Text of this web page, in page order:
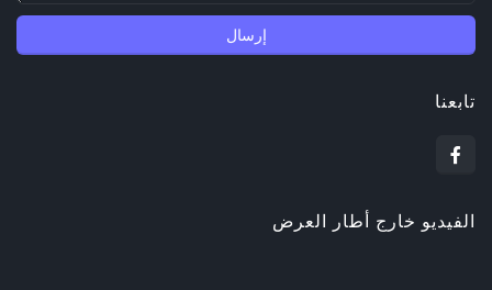
تابعنا
الفيديو خارج أطار العرض